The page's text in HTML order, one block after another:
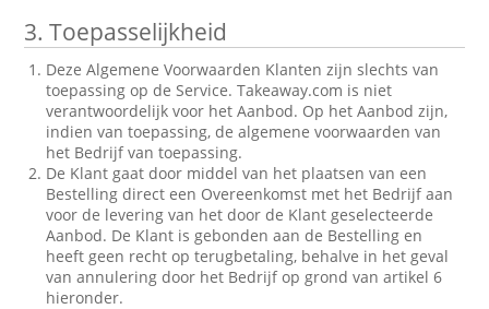
3. Toepasselijkheid
Deze Algemene Voorwaarden Klanten zijn slechts van
toepassing op de Service. Takeaway.com is niet
verantwoordelijk voor het Aanbod. Op het Aanbod zijn,
indien van toepassing, de algemene voorwaarden van
het Bedrijf van toepassing.
De Klant gaat door middel van het plaatsen van een
Bestelling direct een Overeenkomst met het Bedrijf aan
voor de levering van het door de Klant geselecteerde
Aanbod. De Klant is gebonden aan de Bestelling en
heeft geen recht op terugbetaling, behalve in het geval
van annulering door het Bedrijf op grond van artikel 6
hieronder.